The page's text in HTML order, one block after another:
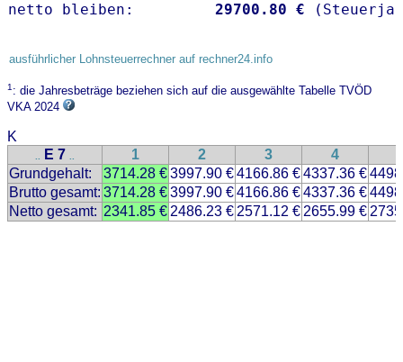
netto bleiben: 29700.80 €
ausführlicher Lohnsteuerrechner auf rechner24.info
1: die Jahresbeträge beziehen sich auf die ausgewählte Tabelle TVÖD
VKA 2024
K
.. E 7 .. 1 2 3 4
Grundgehalt:
3714.28 €3997.90 €4166.86 €4337.36 €
Brutto gesamt: 3714.28 €3997.90 €4166.86 €4337.36 €
Netto gesamt: 2341.85 € 2486.23 € 2571.12 € 2655.99 €